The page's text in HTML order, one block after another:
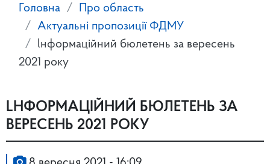
Головна
Про область
Актуальні пропозиції ФДМУ
lнформацiйний бюлетень за вересень
2021 року
LНФОРМАЦIЙНИЙ БЮЛЕТЕНЬ ЗА
ВЕРЕСЕНЬ 2021 РОКУ